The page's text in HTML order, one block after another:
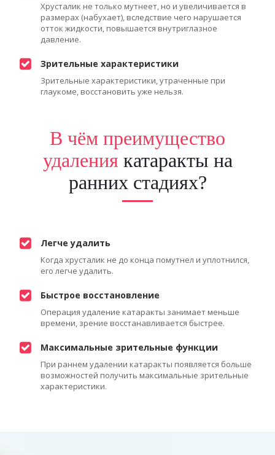
Хрусталик не только мутнеет, но и увеличивается в
размерах (набухает), вследствие чего нарушается
отток жидкости, повышается внутриглазное
давление.
Зрительные характеристики
Зрительные характеристики, утраченные при
глаукоме, восстановить уже нельзя.
В чём преимущество
удаления катаракты на
ранних стадиях?
Легче удалить
Когда хрусталик не до конца помутнел и уплотнился,
его легче удалить.
Быстрое восстановление
Операция удаление катаракты занимает меньше
времени, зрение восстанавливается быстрее.
Максимальные зрительные функции
При раннем удалении катаракты появляется больше
возможностей получить максимальные зрительные
характеристики.